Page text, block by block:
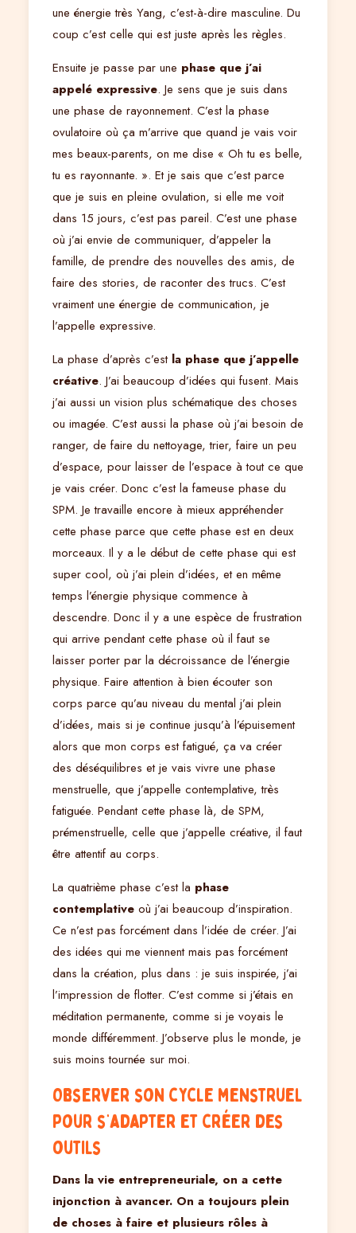
une énergie très Yang, c’est-à-dire masculine. Du
coup c’est celle qui est juste après les règles.
Ensuite je passe par une phase que j’ai
appelé expressive. Je sens que je suis dans
une phase de rayonnement. C’est la phase
ovulatoire où ça m’arrive que quand je vais voir
mes beaux-parents, on me dise « Oh tu es belle,
tu es rayonnante. ». Et je sais que c’est parce
que je suis en pleine ovulation, si elle me voit
dans 15 jours, c’est pas pareil. C’est une phase
où j’ai envie de communiquer, d’appeler la
famille, de prendre des nouvelles des amis, de
faire des stories, de raconter des trucs. C’est
vraiment une énergie de communication, je
l’appelle expressive.
La phase d’après c’est la phase que j’appelle
créative. J’ai beaucoup d’idées qui fusent. Mais
j’ai aussi un vision plus schématique des choses
ou imagée. C’est aussi la phase où j’ai besoin de
ranger, de faire du nettoyage, trier, faire un peu
d’espace, pour laisser de l’espace à tout ce que
je vais créer. Donc c’est la fameuse phase du
SPM. Je travaille encore à mieux appréhender
cette phase parce que cette phase est en deux
morceaux. Il y a le début de cette phase qui est
super cool, où j’ai plein d’idées, et en même
temps l’énergie physique commence à
descendre. Donc il y a une espèce de frustration
qui arrive pendant cette phase où il faut se
laisser porter par la décroissance de l’énergie
physique. Faire attention à bien écouter son
corps parce qu’au niveau du mental j’ai plein
d’idées, mais si je continue jusqu’à l’épuisement
alors que mon corps est fatigué, ça va créer
des déséquilibres et je vais vivre une phase
menstruelle, que j’appelle contemplative, très
fatiguée. Pendant cette phase là, de SPM,
prémenstruelle, celle que j’appelle créative, il faut
être attentif au corps.
La quatrième phase c’est la phase
contemplativeoù j’ai beaucoup d’inspiration.
Ce n’est pas forcément dans l’idée de créer. J’ai
des idées qui me viennent mais pas forcément
dans la création, plus dans : je suis inspirée, j’ai
l’impression de flotter. C’est comme si j’étais en
méditation permanente, comme si je voyais le
monde différemment. J’observe plus le monde, je
suis moins tournée sur moi.
Observer son cycle menstruel
pour s’adapter et créer des
outils
Dans la vie entrepreneuriale, on a cette
injonction à avancer. On a toujours plein
de choses à faire et plusieurs rôles à